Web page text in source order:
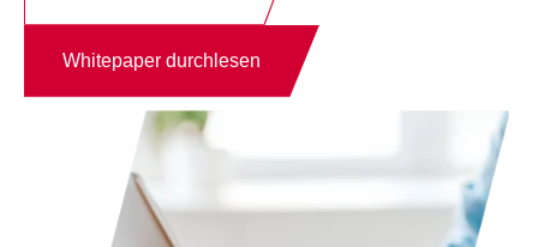
Whitepaper durchlesen